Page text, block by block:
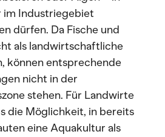
im Industriegebiet
dürfen. Da Fische und
als landwirtschaftliche
können entsprechende
nicht in der
stehen. Für Landwirte
die Möglichkeit, in bereits
eine Aquakultur als